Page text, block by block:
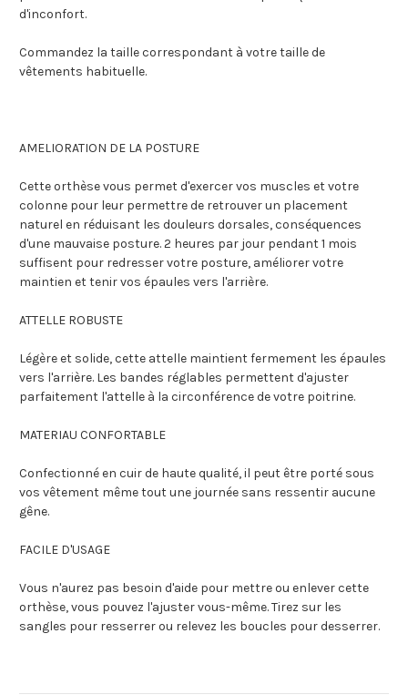
d'inconfort.
Commandez la taille correspondant à votre taille de
vêtements habituelle.
AMELIORATION DE LA POSTURE
Cette orthèse vous permet d'exercer vos muscles et votre
colonne pour leur permettre de retrouver un placement
naturel en réduisant les douleurs dorsales, conséquences
d'une mauvaise posture. 2 heures par jour pendant 1 mois
suffisent pour redresser votre posture, améliorer votre
maintien et tenir vos épaules vers l'arrière.
ATTELLE ROBUSTE
Légère et solide, cette attelle maintient fermement les épaules
vers l'arrière. Les bandes réglables permettent d'ajuster
parfaitement l'attelle à la circonférence de votre poitrine.
MATERIAU CONFORTABLE
Confectionné en cuir de haute qualité, il peut être porté sous
vos vêtement même tout une journée sans ressentir aucune
gêne.
FACILE D'USAGE
Vous n'aurez pas besoin d'aide pour mettre ou enlever cette
orthèse, vous pouvez l'ajuster vous-même. Tirez sur les
sangles pour resserrer ou relevez les boucles pour desserrer.